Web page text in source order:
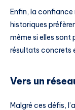
Enfin, la confiance
historiques
même si elles sont
résultats concrets
Vers un
Malgré ces défis,